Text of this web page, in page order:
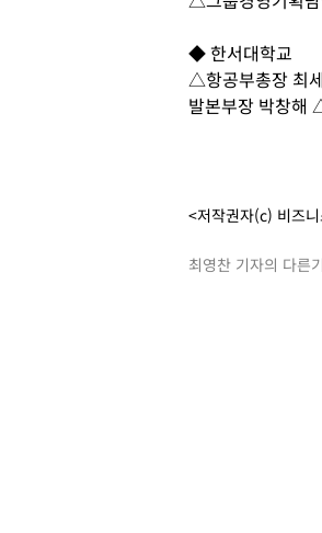
◆ 한서대학교
△항공부총장 최
발본부장 박창해
<저작권자(c) 비즈
최영찬 기자의 다른